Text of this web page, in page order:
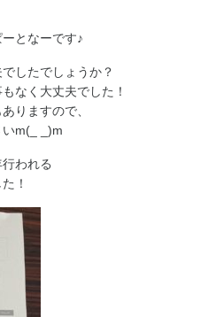
となーです♪
したでしょうか？
なく大丈夫でした！
りますので、
いm(_ _)m
われる
！